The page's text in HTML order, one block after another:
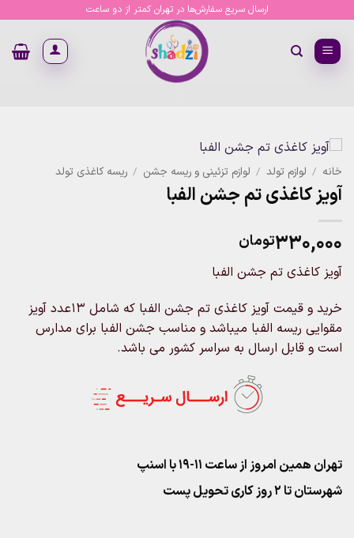
content
ارسال سریع سفارش‌ها در تهران کمتر از دو ساعت
خانه / لوازم تولد / لوازم تزئینی و ریسه جشن / ریسه کاغذی تولد
آویز کاغذی تم جشن الفبا
۳۳۰,۰۰۰تومان
آویز کاغذی تم جشن الفبا
خرید و قیمت آویز کاغذی تم جشن الفبا که شامل 13عدد آویز
مقوایی ریسه الفبا میباشد و مناسب جشن الفبا برای مدارس
است و قابل ارسال به سراسر کشور می باشد.
تهران همین امروز از ساعت ۱۱-۱۹ با اسنپ
شهرستان تا 2 روز کاری تحویل پست